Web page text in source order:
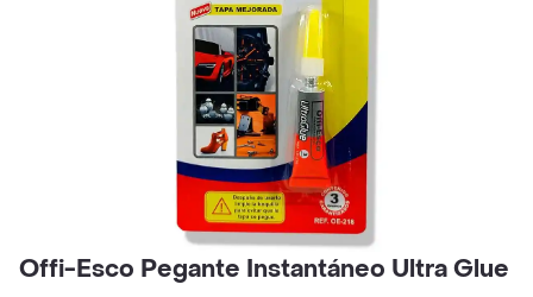
Offi-Esco Pegante Instantáneo Ultra Glue